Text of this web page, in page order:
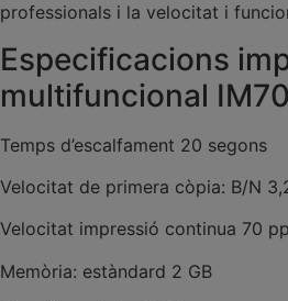
professionals i la velocitat i
Especificacions
multifuncional
Temps d’escalfament 20 segons
Velocitat de primera còpia: B/N
Velocitat impressió continua 70
Memòria: estàndard 2 GB